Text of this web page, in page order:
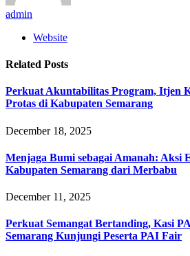
admin
Website
Related Posts
Perkuat Akuntabilitas Program, Itjen
Protas di Kabupaten Semarang
December 18, 2025
Menjaga Bumi sebagai Amanah: Aksi
Kabupaten Semarang dari Merbabu
December 11, 2025
Perkuat Semangat Bertanding, Kasi
Semarang Kunjungi Peserta PAI Fair